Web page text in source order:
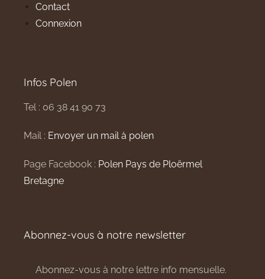
Contact
Connexion
Infos Polen
Tel : 06 38 41 90 73
Mail : Envoyer un mail à polen
Page Facebook : Polen Pays de Ploërmel
Bretagne
Abonnez-vous à notre newsletter
Abonnez-vous à notre lettre info mensuelle.